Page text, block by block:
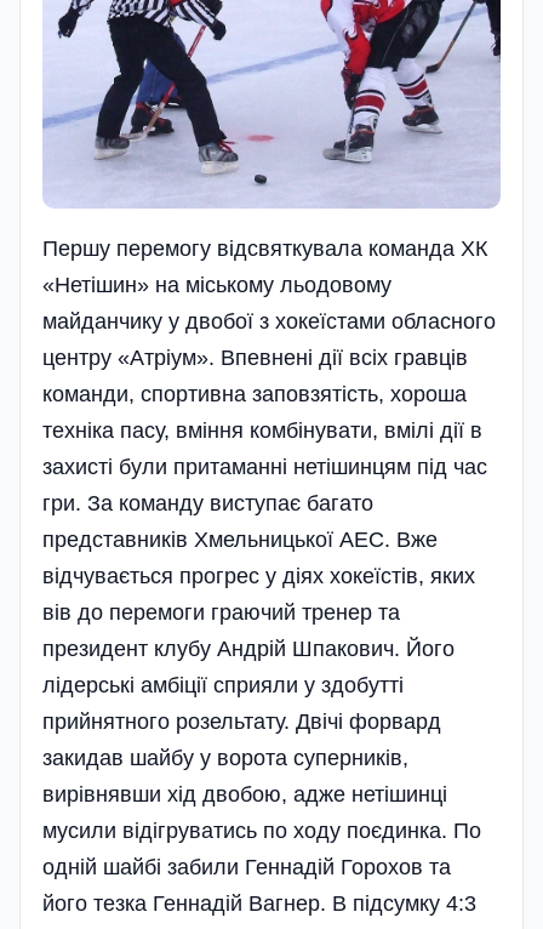
Першу перемогу відсвяткувала команда ХК
«Нетішин» на міському льодовому
майданчику у двобої з хокеїстами обласного
центру «Атріум». Впевнені дії всіх гравців
команди, спортивна заповзятість, хороша
техніка пасу, вміння комбінувати, вмілі дії в
захисті були притаманні нетішинцям під час
гри. За команду виступає багато
представників Хмельницької АЕС. Вже
відчувається прогрес у діях хокеїстів, яких
вів до перемоги граючий тренер та
президент клубу Андрій Шпакович. Його
лідерські амбіції сприяли у здобутті
прийнятного розельтату. Двічі форвард
закидав шайбу у ворота суперників,
вирівнявши хід двобою, адже нетішинці
мусили відігруватись по ходу поєдинка. По
одній шайбі забили Геннадій Горохов та
його тезка Геннадій Вагнер. В підсумку 4:3